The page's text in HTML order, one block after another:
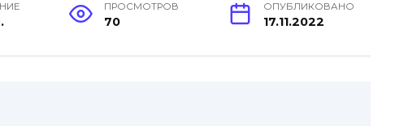
ПРОСМОТРОВ
70
ОПУБЛИКОВАНО
17.11.2022